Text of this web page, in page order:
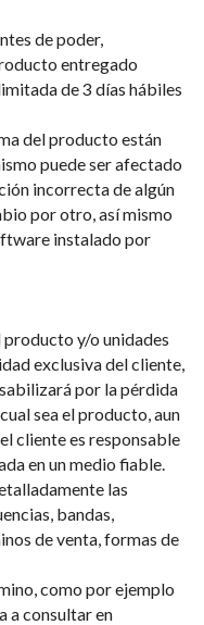
de poder,
entregado
de 3 días hábiles
del producto están
puede ser afectado
incorrecta de algún
por otro, así mismo
instalado por
y/o unidades
exclusiva del cliente,
por la pérdida
sea el producto, aun
cliente es responsable
en un medio fiable.
las
bandas,
de venta, formas de
como por ejemplo
a consultar en